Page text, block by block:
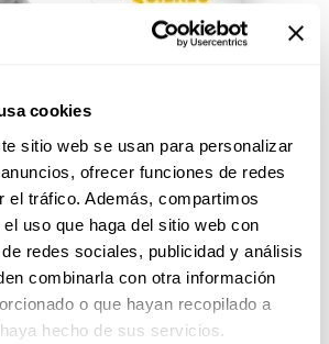
cookies
sitio web se usan para personalizar
ofrecer funciones de redes
el tráfico. Además, compartimos
uso que haga del sitio web con
redes sociales, publicidad y análisis
combinarla con otra información
o que hayan recopilado a
hecho de sus servicios.
clave para hacer
ejercicio diario
que no eres fan de ir al
a correr al parque o
poner el video de...